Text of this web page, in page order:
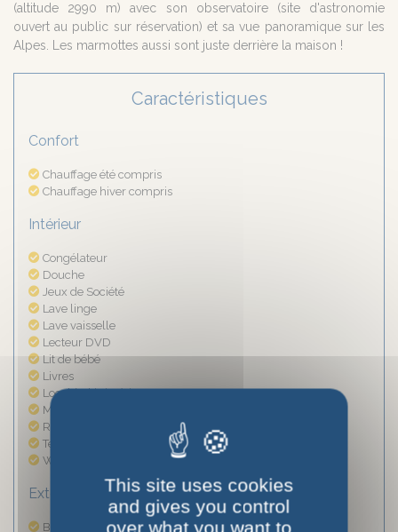
(altitude 2990 m) avec son observatoire (site d'astronomie
ouvert au public sur réservation) et sa vue panoramique sur les
Alpes. Les marmottes aussi sont juste derrière la maison !
Caractéristiques
Confort
Chauffage été compris
Chauffage hiver compris
Intérieur
Congélateur
Douche
Jeux de Société
Lave linge
Lave vaisselle
Lecteur DVD
Lit de bébé
Livres
Local à skis intérieur
Micro-ondes
Radio/CD
Télévision
Wifi
Extérieur
Balcon
This site uses cookies
and gives you control
over what you want to